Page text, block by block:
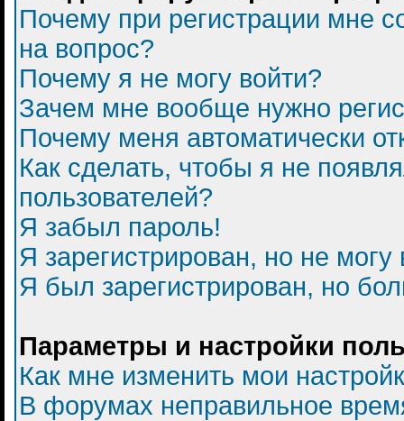
Почему при регистрации мне
на вопрос?
Почему я не могу войти?
Зачем мне вообще нужно
Почему меня автоматически
Как сделать, чтобы я не
пользователей?
Я забыл пароль!
Я зарегистрирован, но не могу
Я был зарегистрирован, но
Параметры и настройки
Как мне изменить мои
В форумах неправильное